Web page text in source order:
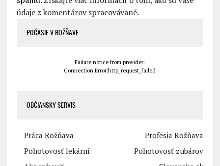
údaje z komentárov spracovávané.
POČASIE V ROŽŇAVE
Failure notice from provider:
Connection Error:http_request_failed
OBČIANSKY SERVIS
Práca Rožňava
Profesia Rožňava
Pohotovosť lekární
Pohotovosť zubárov